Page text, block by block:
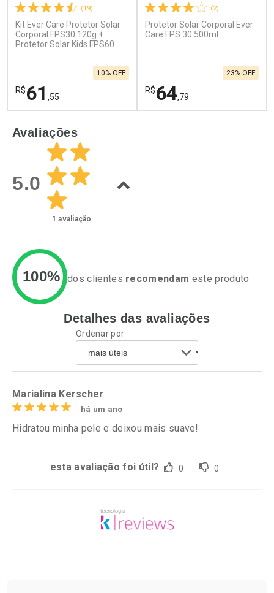
Ativar Desconto
Comprar sem Desconto
Por R$ 149,90/cada
Comprar sem Desconto
Por R$ 166,99/cada
(19)
Kit Ever Care Protetor Solar
Corporal FPS30 120g +
Protetor Solar Kids FPS60
R$61 ,55
10% OFF
Laboratório
Ativar Desconto
Comprar sem Desconto
Por R$ 61,55/cada
Por Menos
Comprar sem Desconto
(2)
Protetor Solar Corporal Ever
Care FPS 30 500ml
R$64,79
23% OFF
Ativar Desconto
Comprar sem Desconto
Por R$ 64,79/cada
Por R$ 64,79/cada
Avaliações
5.0
1 avaliação
100% dos clientes recomendam este produto
Detalhes das avaliações
Ordenar por
Marialina Kerscher
há um ano
Hidratou minha pele e deixou mais suave!
esta avaliação foi útil? 0 0